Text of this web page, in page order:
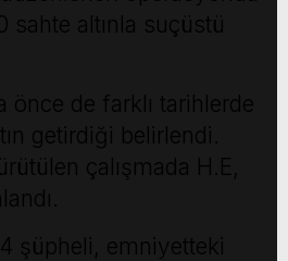
sahte altınla suçüstü
önce de farklı tarihlerde
getirdiği belirlendi.
çalışmada H.E,
4 şüpheli, emniyetteki